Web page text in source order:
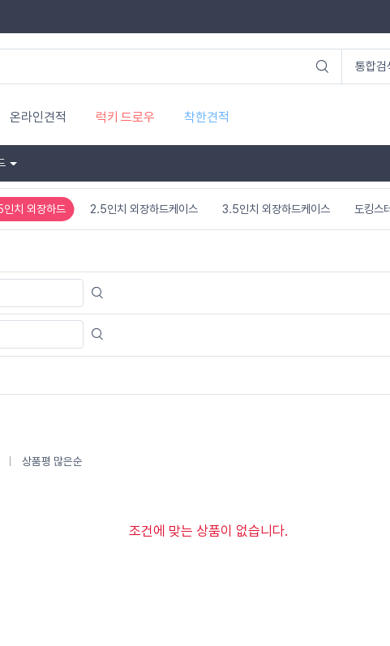
온라인견적 럭키 드로우 착한견적
치 외장하드 2.5인치 외장하드케이스 3.5인치 외장하드케이스 도킹스
상품평 많은순
조건에 맞는 상품이 없습니다.